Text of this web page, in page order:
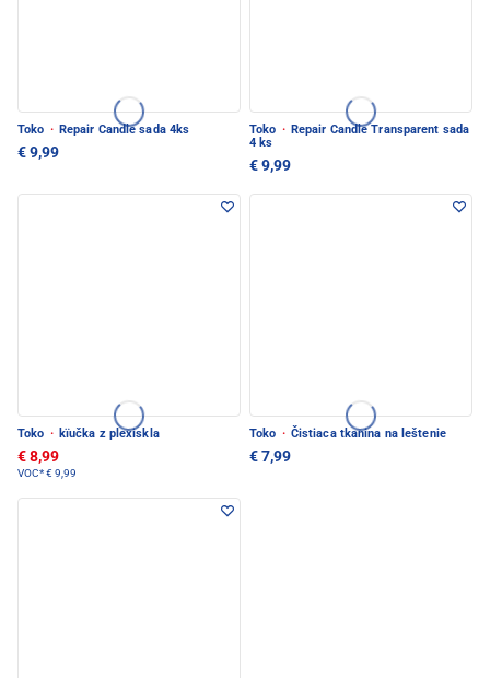
Toko · Repair Candle sada 4ks
€ 9,99
Toko · Repair Candle Transparent sada
4 ks
€ 9,99
Toko · kïučka z plexiskla
€ 8,99
VOC*€ 9,99
Toko · Čistiaca tkanina na leštenie
€ 7,99